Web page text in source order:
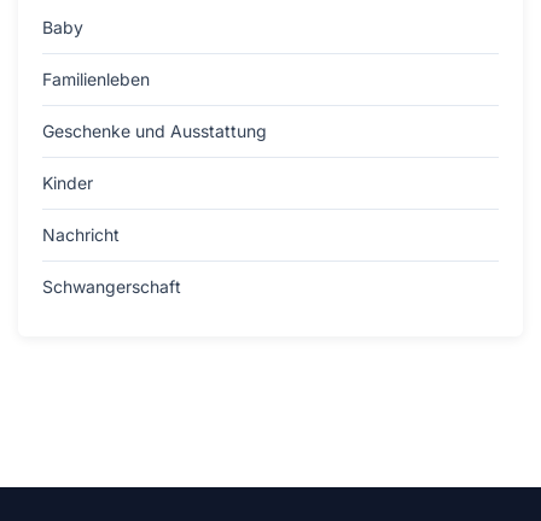
Baby
Familienleben
Geschenke und Ausstattung
Kinder
Nachricht
Schwangerschaft